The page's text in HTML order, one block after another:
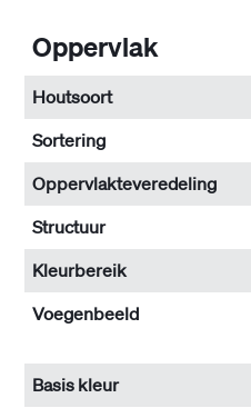
Oppervlak
Houtsoort
Sortering
Oppervlakteveredeling
Structuur
Kleurbereik
Voegenbeeld
Basis kleur